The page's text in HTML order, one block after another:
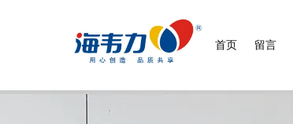
首页 留言